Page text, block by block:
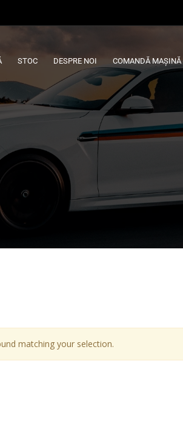
STOC DESPRE NOI COMANDĂ MAȘINĂ
matching your selection.